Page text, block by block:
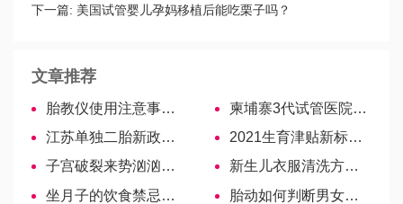
下一篇: 美国试管婴儿孕妈移植后能吃栗子吗？
文章推荐
胎教仪使用注意事项要牢记，什么时间用、用多久有讲究
柬埔寨3代试管医院排名，技术水平怎么样速览！
江苏单独二胎新政策出炉，无锡、苏州具体政策解读
2021生育津贴新标准出炉，报销比例、计算公式一读便知！
子宫破裂来势汹汹，出血、休克、死亡3大并发症需提防
新生儿衣服清洗方法，不仅柔软还能去甲醛！
坐月子的饮食禁忌，宝妈要有数！
胎动如何判断男女？一文教你怎么看胎儿性别